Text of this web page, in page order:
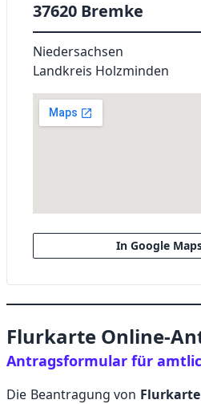
37620 Bremke
Niedersachsen
Landkreis Holzminden
In Google
Flurkarte Online-
Antragsformular für
Die Beantragung von Flurkarte